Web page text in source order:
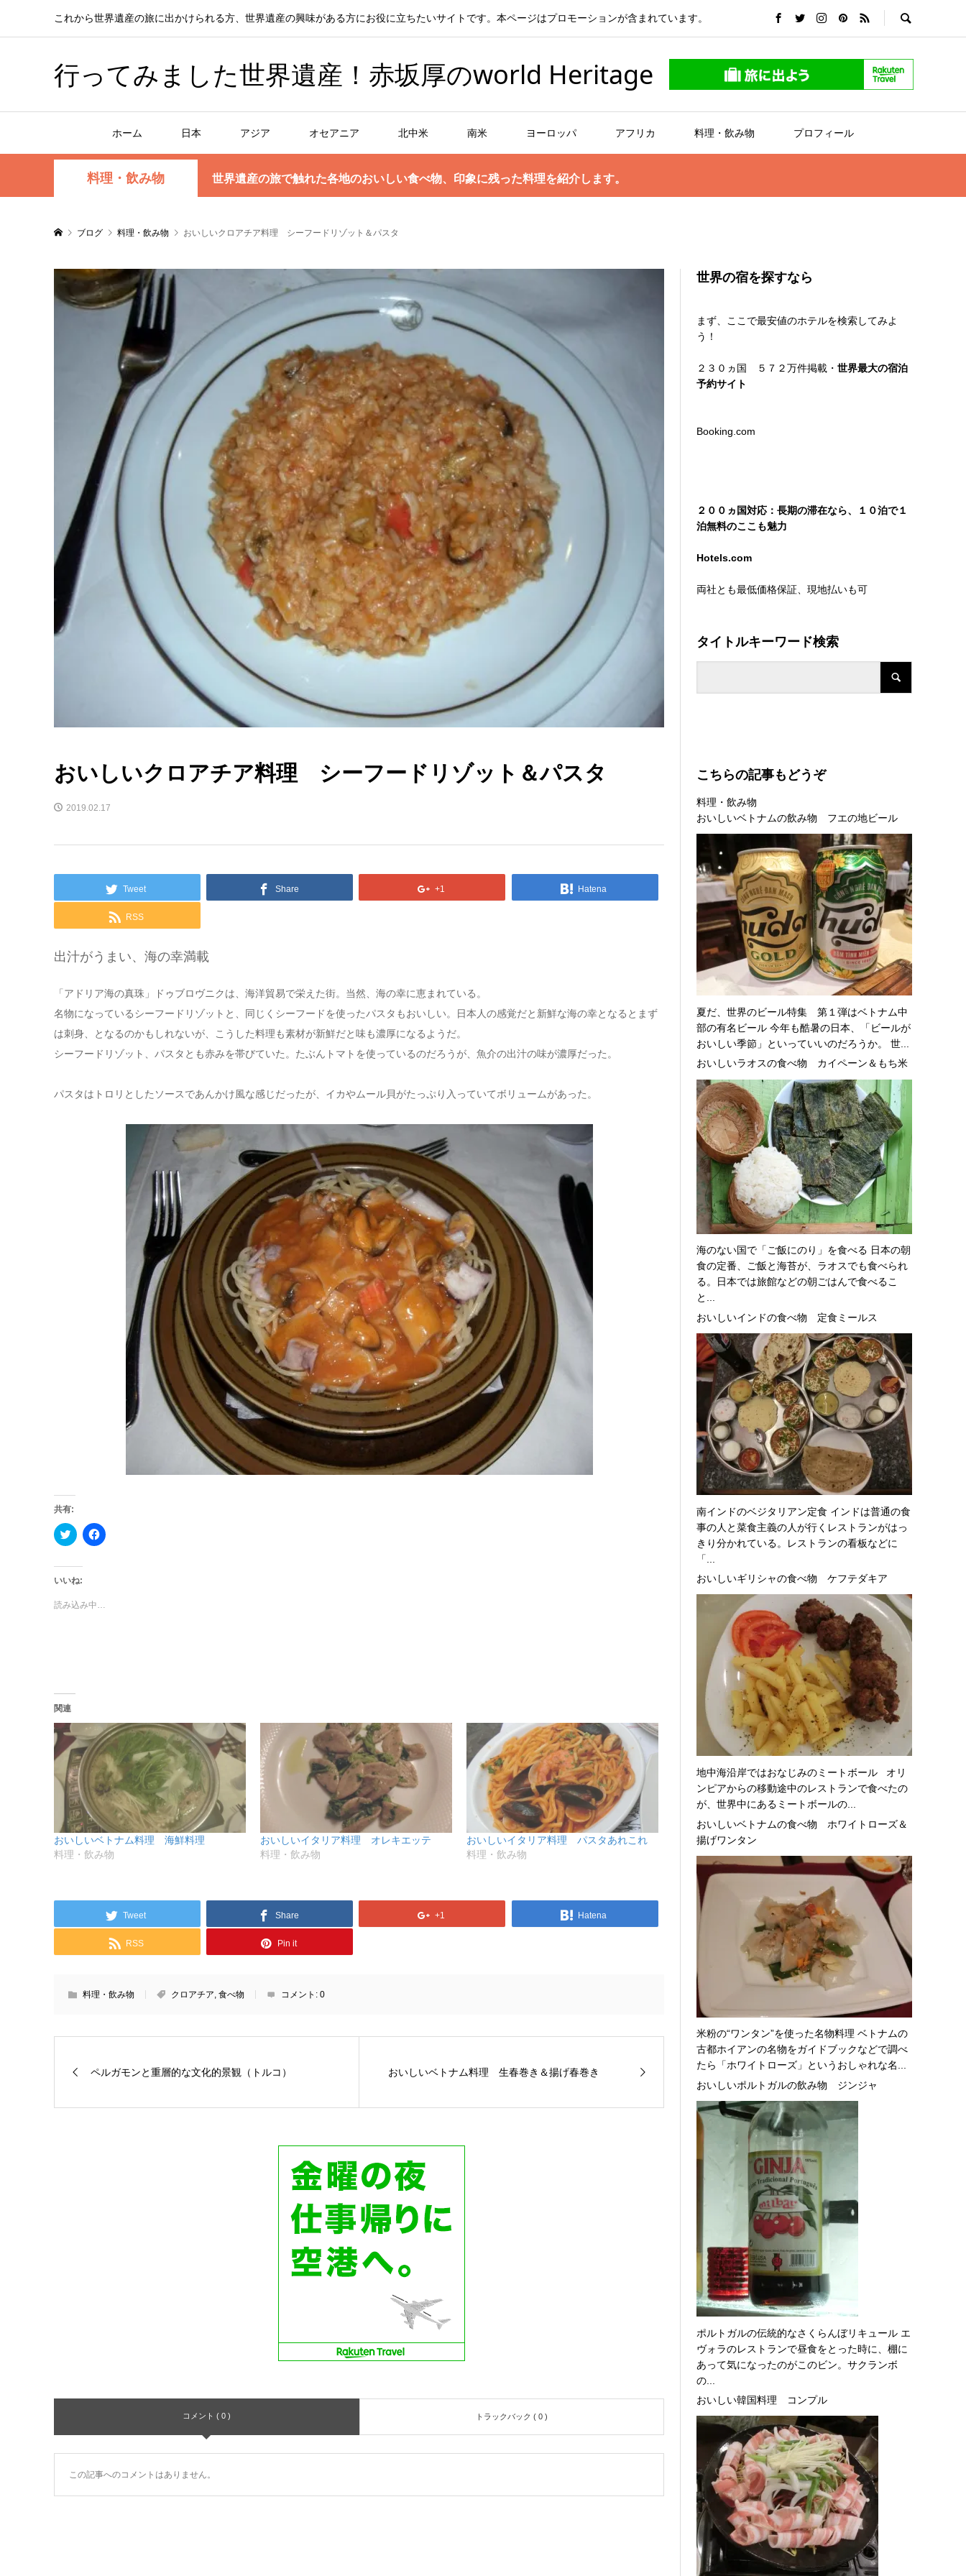
これから世界遺産の旅に出かけられる方、世界遺産の興味がある方にお役に立ちたいサイトです。本ページはプロモーションが含まれています。
行ってみました世界遺産！赤坂厚のworld Heritage
ホーム 日本 アジア オセアニア 北中米 南米 ヨーロッパ アフリカ 料理・飲み物 プロフィール
料理・飲み物 世界遺産の旅で触れた各地のおいしい食べ物、印象に残った料理を紹介します。
ブログ 料理・飲み物 おいしいクロアチア料理 シーフードリゾット＆パスタ
おいしいクロアチア料理 シーフードリゾット＆パスタ
2019.02.17
Tweet Share +1 Hatena
RSS
出汁がうまい、海の幸満載
「アドリア海の真珠」ドゥブロヴニクは、海洋貿易で栄えた街。当然、海の幸に恵まれている。
名物になっているシーフードリゾットと、同じくシーフードを使ったパスタもおいしい。日本人の感覚だと新鮮な海の幸となるとまず
は刺身、となるのかもしれないが、こうした料理も素材が新鮮だと味も濃厚になるようだ。
シーフードリゾット、パスタとも赤みを帯びていた。たぶんトマトを使っているのだろうが、魚介の出汁の味が濃厚だった。
パスタはトロリとしたソースであんかけ風な感じだったが、イカやムール貝がたっぷり入っていてボリュームがあった。
共有:
ク
リ
し
て
Twitter
で
共
ウ
す)
Facebook
で
ク
ウ
ィ
ン
ド
ウ
で
開
き
ま
す)
いいね:
読み込み中…
関連
おいしいベトナム料理 海鮮料理
料理・飲み物
おいしいイタリア料理 オレキエッテ
料理・飲み物
おいしいイタリア料理 パスタあれこれ
料理・飲み物
Tweet Share +1 Hatena
RSS Pin it
料理・飲み物 クロアチア 食べ物 コメント: 0
ペルガモンと重層的な文化的景観（トルコ） おいしいベトナム料理 生春巻き＆揚げ春巻き
コメント ( 0 ) トラックバック ( 0 )
この記事へのコメントはありません。
世界の宿を探すなら
まず、ここで最安値のホテルを検索してみよ
う！
２３０ヵ国 ５７２万件掲載・世界最大の宿泊
予約サイト
Booking.com
２００ヵ国対応：長期の滞在なら、１０泊で１
泊無料のここも魅力
Hotels.com
両社とも最低価格保証、現地払いも可
タイトルキーワード検索
こちらの記事もどうぞ
料理・飲み物
おいしいベトナムの飲み物 フエの地ビール
夏だ、世界のビール特集 第１弾はベトナム中
部の有名ビール 今年も酷暑の日本、「ビールが
おいしい季節」といっていいのだろうか。 世...
おいしいラオスの食べ物 カイペーン＆もち米
海のない国で「ご飯にのり」を食べる 日本の朝
食の定番、ご飯と海苔が、ラオスでも食べられ
る。日本では旅館などの朝ごはんで食べるこ
と...
おいしいインドの食べ物 定食ミールス
南インドのベジタリアン定食 インドは普通の食
事の人と菜食主義の人が行くレストランがはっ
きり分かれている。レストランの看板などに
「...
おいしいギリシャの食べ物 ケフテダキア
地中海沿岸ではおなじみのミートボール オリ
ンピアからの移動途中のレストランで食べたの
が、世界中にあるミートボールの...
おいしいベトナムの食べ物 ホワイトローズ＆
揚げワンタン
米粉の“ワンタン”を使った名物料理 ベトナムの
古都ホイアンの名物をガイドブックなどで調べ
たら「ホワイトローズ」というおしゃれな名...
おいしいポルトガルの飲み物 ジンジャ
ポルトガルの伝統的なさくらんぼリキュール エ
ヴォラのレストランで昼食をとった時に、棚に
あって気になったのがこのビン。サクランボ
の...
おいしい韓国料理 コンプル